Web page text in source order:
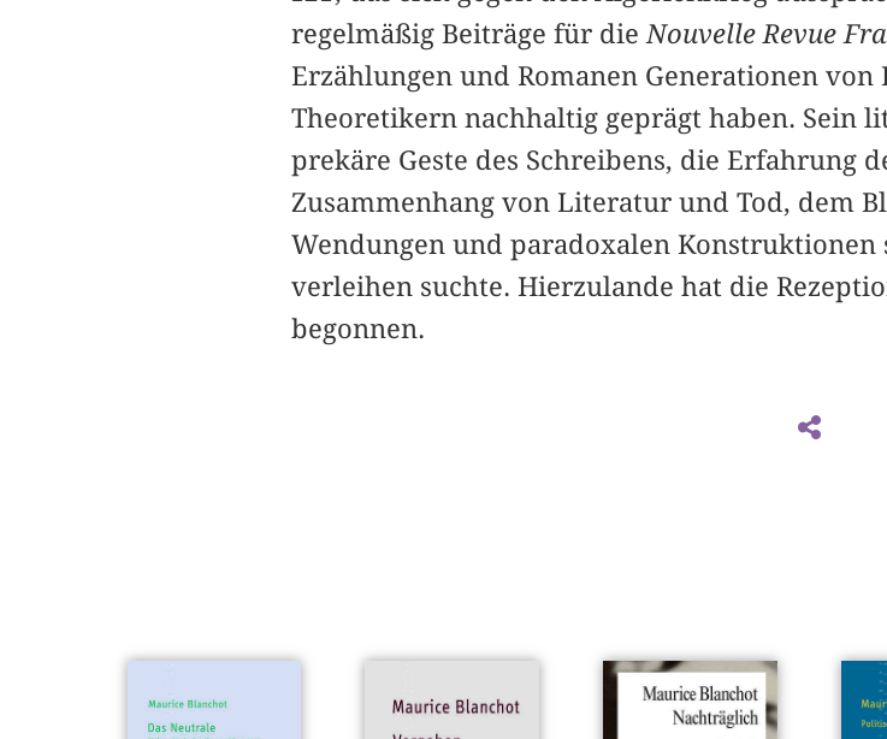
regelmäßig Beiträge für die Nouvelle Revue
Erzählungen und Romanen Generationen
Theoretikern nachhaltig geprägt haben. Sein
prekäre Geste des Schreibens, die Erfahrung
Zusammenhang von Literatur und Tod, dem
Wendungen und paradoxalen Konstruktionen
verleihen suchte. Hierzulande hat die
begonnen.